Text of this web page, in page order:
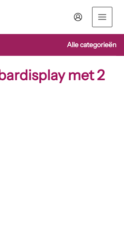
Alle categorieën
met 2